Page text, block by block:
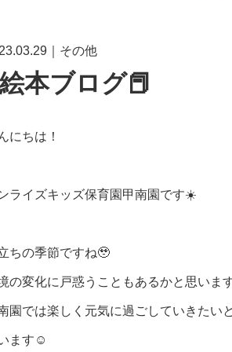
｜その他
絵本ブログ📕
にちは！
ライズキッズ保育園甲南園です☀️
ちの季節ですね🥹
の変化に戸惑うこともあるかと思います
園では楽しく元気に過ごしていきたいと
ます☺️